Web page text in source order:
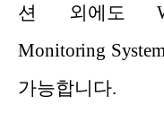
션 외에도
Monitoring
가능합니다.